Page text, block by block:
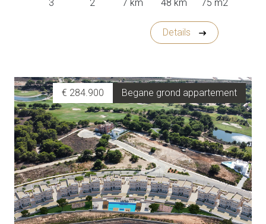
3 2 7 km 48 km 75 m2
Details
Begane grond appartement
€ 284.900